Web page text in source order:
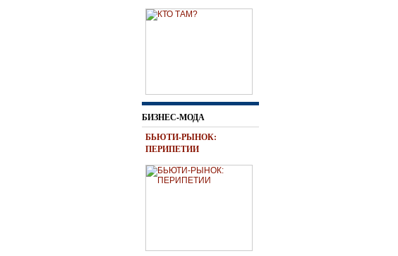
БИЗНЕС-МОДА
БЬЮТИ-РЫНОК:
ПЕРИПЕТИИ